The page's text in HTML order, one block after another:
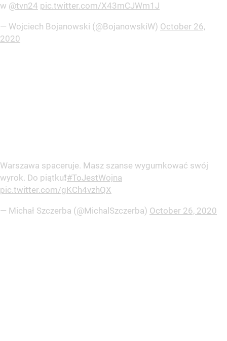
w @tvn24 pic.twitter.com/X43mCJWm1J
— Wojciech Bojanowski (@BojanowskiW) October 26,
2020
Warszawa spaceruje. Masz szanse wygumkować swój
wyrok. Do piątku❗️#ToJestWojna
pic.twitter.com/gKCh4vzhQX
— Michał Szczerba (@MichalSzczerba) October 26, 2020